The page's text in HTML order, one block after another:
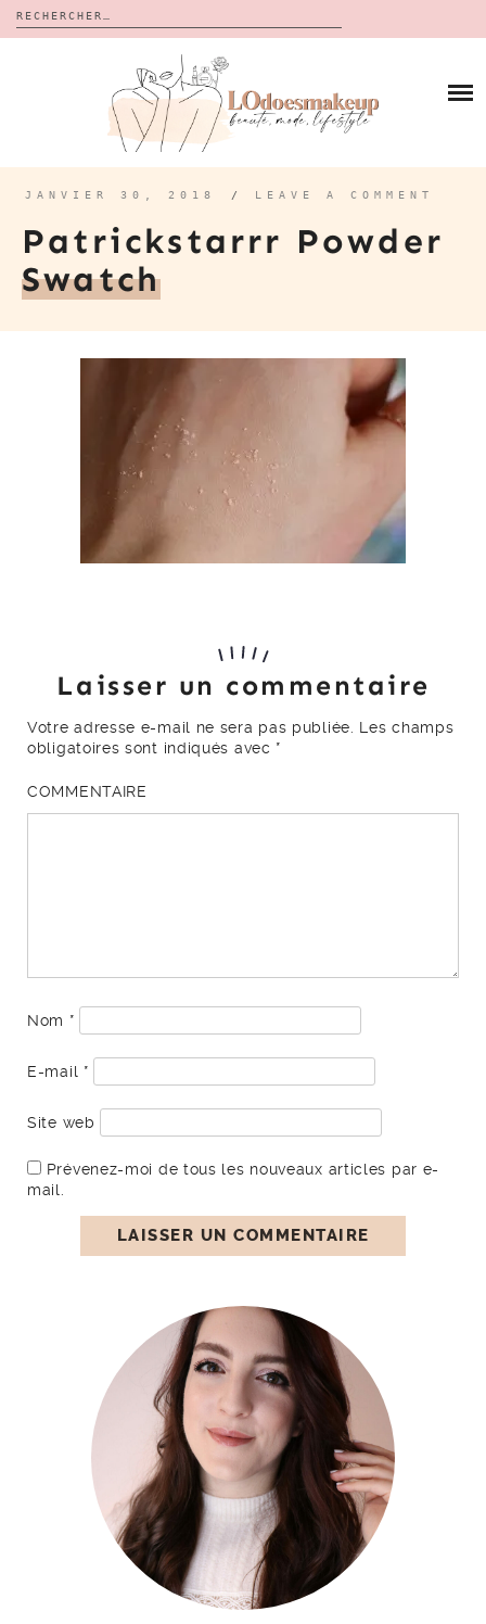
Rechercher :
CALENDRIERS DE L’AVENT
BON PLAN
À PROPOS
CONTACT
JANVIER 30, 2018 / LEAVE A COMMENT
Patrickstarrr Powder
Swatch
Laisser un commentaire
Votre adresse e-mail ne sera pas publiée.
Les champs
obligatoires sont indiqués avec *
COMMENTAIRE
Nom *
E-mail *
Site web
Prévenez-moi de tous les nouveaux articles par e-
mail.